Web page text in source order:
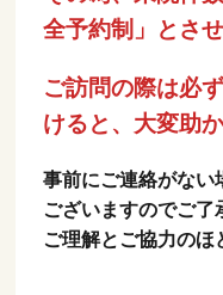
全予約制」とさ
ご訪問の際は必
けると、大変助か
事前にご連絡がない
ございますのでご了
ご理解とご協力のほ